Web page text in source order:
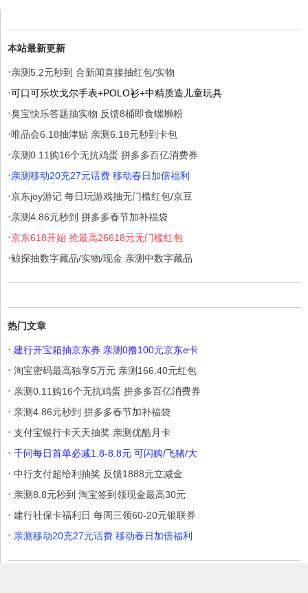
本站最新更新
·亲测5.2元秒到 合新闻直接抽红包/实物
·可口可乐坎戈尔手表+POLO衫+中精质造儿童玩具
·臭宝快乐答题抽实物 反馈8桶即食螺蛳粉
·唯品会6.18抽津贴 亲测6.18元秒到卡包
·亲测0.11购16个无抗鸡蛋 拼多多百亿消费券
·亲测移动20充27元话费 移动春日加倍福利
·京东joy游记 每日玩游戏抽无门槛红包/京豆
·亲测4.86元秒到 拼多多春节加补福袋
·京东618开始 抢最高26618元无门槛红包
·鲸探抽数字藏品/实物/现金 亲测中数字藏品
热门文章
· 建行开宝箱抽京东券 亲测0撸100元京东e卡
· 淘宝密码最高独享5万元 亲测166.40元红包
· 亲测0.11购16个无抗鸡蛋 拼多多百亿消费券
· 亲测4.86元秒到 拼多多春节加补福袋
· 支付宝银行卡天天抽奖 亲测优酷月卡
· 千问每日首单必减1.8-8.8元 可闪购/飞猪/大
· 中行支付超给利抽奖 反馈1888元立减金
· 亲测8.8元秒到 淘宝签到领现金最高30元
· 建行社保卡福利日 每周三领60-20元银联券
· 亲测移动20充27元话费 移动春日加倍福利